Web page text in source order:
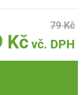
79 Kč
Kč vč. DPH